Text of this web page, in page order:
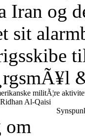
Iran og
sit
militÃ¦re
Al-Qaisi
om